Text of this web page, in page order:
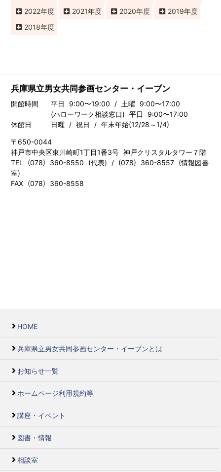
2022
2021 2020
2019
2018
兵庫県立男女共同参画センター・イーブン
開館時間
平日 9:00〜19:00 / 土曜 9:00〜17:00
(ハローワーク相談窓口) 平日 9:00〜17:00
休館日
日曜 / 祝日 / 年末年始(12/28～1/4)
〒650-0044
神戸市中央区東川崎町1丁目1番3号 神戸クリスタルタワー７階
TEL (078) 360-8550 (代表) / (078) 360-8557 (情報図書
室)
FAX (078) 360-8558
HOME
兵庫県立男女共同参画センター・イーブンとは
お知らせ一覧
ホームページ利用規約等
講座・イベント
図書・情報
相談室